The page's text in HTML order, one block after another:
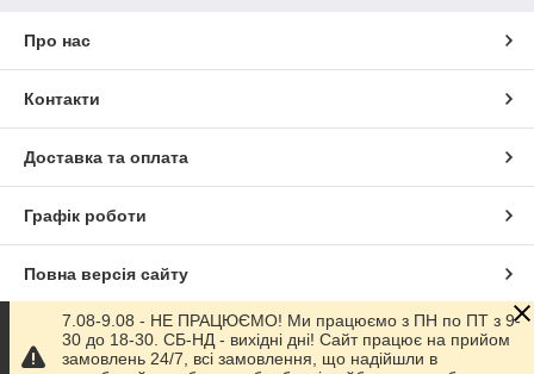
Про нас
Контакти
Доставка та оплата
Графік роботи
Повна версія сайту
Сайт створено на маркетплейсіProm.ua
7.08-9.08 - НЕ ПРАЦЮЄМО! Ми працюємо з ПН по ПТ з 9-
30 до 18-30. СБ-НД - вихідні дні! Сайт працює на прийом
замовлень 24/7, всі замовлення, що надійшли в